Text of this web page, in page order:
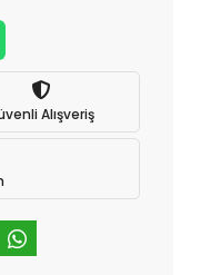
Alışveriş